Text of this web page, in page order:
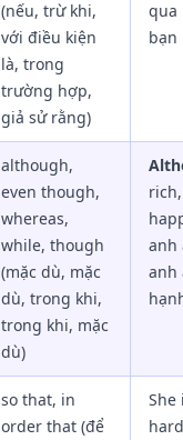
(nếu, trừ khi,
với điều kiện
là, trong
trường hợp,
giả sử rằng)
qua
bạn
although,
even though,
whereas,
while, though
(mặc dù, mặc
dù, trong khi,
trong khi, mặc
dù)
anh
anh
so that, in
order that (để
She
hard